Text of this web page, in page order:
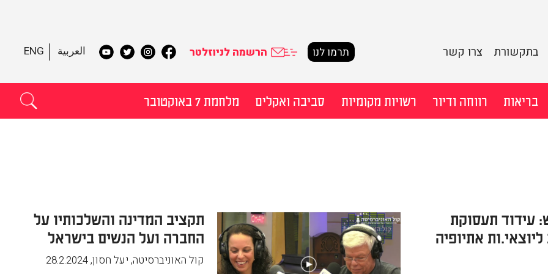
בתקשורת צרו קשר תרמו לנו הרשמה לניוזלטר العربية ENG
בריאות רווחה ודיור רשויות מקומיות סביבה ואקלים מלחמת 7 באוקטובר
עידוד תעסוקת
אתיופיה
תקציב המדינה והשלכותיו על
החברה ועל הנשים בישראל
קול האוניברסיטה, יעל חסון,
28.2.2024